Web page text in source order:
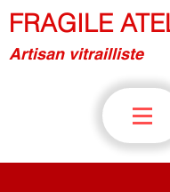
FRAGILE
Artisan vitrailliste